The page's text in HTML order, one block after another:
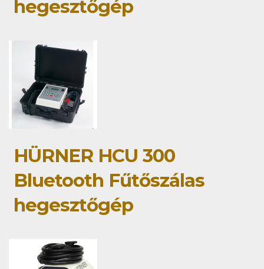
hegesztőgép
HÜRNER HCU 300
Bluetooth Fűtőszálas
hegesztőgép